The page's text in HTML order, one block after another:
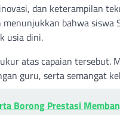
dan keterampilan
bahwa
usia dini.
atas capaian tersebut.
guru, serta semangat
Borong Prestasi